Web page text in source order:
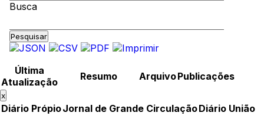
Busca
Pesquisar
Última
Atualização
Resumo ArquivoPublicações
x
Diário PrópioJornal de Grande CirculaçãoDiário União